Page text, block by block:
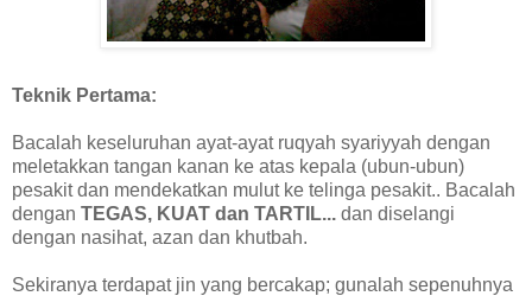
Teknik Pertama:
Bacalah keseluruhan ayat-ayat ruqyah syariyyah dengan
meletakkan tangan kanan ke atas kepala (ubun-ubun)
pesakit dan mendekatkan mulut ke telinga pesakit.. Bacalah
dengan TEGAS, KUAT dan TARTIL... dan diselangi
dengan nasihat, azan dan khutbah.
Sekiranya terdapat jin yang bercakap; gunalah sepenuhnya